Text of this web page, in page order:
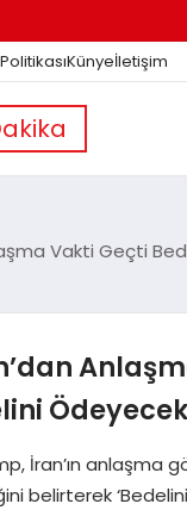
Künyeİletişim
Vakti Geçti
İran’ın anlaşma
belirterek